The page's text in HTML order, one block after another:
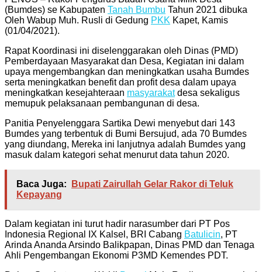
(Bumdes) se Kabupaten Tanah Bumbu Tahun 2021 dibuka
Oleh Wabup Muh. Rusli di Gedung PKK Kapet, Kamis
(01/04/2021).
Rapat Koordinasi ini diselenggarakan oleh Dinas (PMD)
Pemberdayaan Masyarakat dan Desa, Kegiatan ini dalam
upaya mengembangkan dan meningkatkan usaha Bumdes
serta meningkatkan benefit dan profit desa dalam upaya
meningkatkan kesejahteraan masyarakatdesa sekaligus
memupuk pelaksanaan pembangunan di desa.
Panitia Penyelenggara Sartika Dewi menyebut dari 143
Bumdes yang terbentuk di Bumi Bersujud, ada 70 Bumdes
yang diundang, Mereka ini lanjutnya adalah Bumdes yang
masuk dalam kategori sehat menurut data tahun 2020.
Baca Juga:
Bupati Zairullah Gelar Rakor di Teluk
Kepayang
Dalam kegiatan ini turut hadir narasumber dari PT Pos
Indonesia Regional IX Kalsel, BRI Cabang Batulicin, PT
Arinda Ananda Arsindo Balikpapan, Dinas PMD dan Tenaga
Ahli Pengembangan Ekonomi P3MD Kemendes PDT.